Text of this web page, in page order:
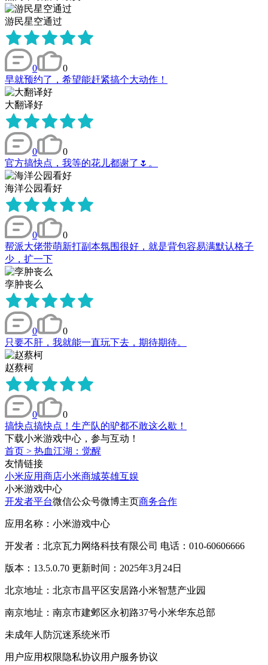
游民星空通过
0
0
早就预约了，希望能赶紧搞个大动作！
大翻译好
0
0
官方搞快点，我等的花儿都谢了🌷。
海洋公园看好
0
0
帮派大佬带萌新打副本氛围很好，就是背包容易满默认格子
少，扩一下
孪肿丧么
0
0
只要不肝，我就能一直玩下去，期待期待。
赵蔡柯
0
0
搞快点搞快点！生产队的驴都不敢这么歇！
下载小米游戏中心，参与互动！
首页 > 热血江湖：觉醒
友情链接
小米应用商店小米商城英雄互娱
小米游戏中心
开发者平台微信公众号微博主页商务合作
应用名称：小米游戏中心
开发者：北京瓦力网络科技有限公司 电话：010-60606666
版本：13.5.0.70 更新时间：2025年3月24日
北京地址：北京市昌平区安居路小米智慧产业园
南京地址：南京市建邺区永初路37号小米华东总部
未成年人防沉迷系统米币
用户应用权限隐私协议用户服务协议